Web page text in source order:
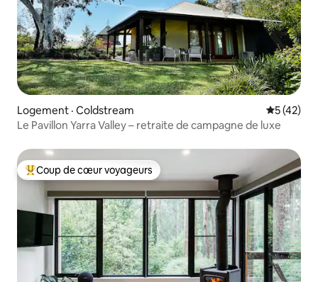
Logement · Coldstream Note
5 (42)
Le Pavillon Yarra Valley – retraite de campagne de luxe
Coup de cœur voyageurs parmi les plus aimés
Coup de cœur voyageurs